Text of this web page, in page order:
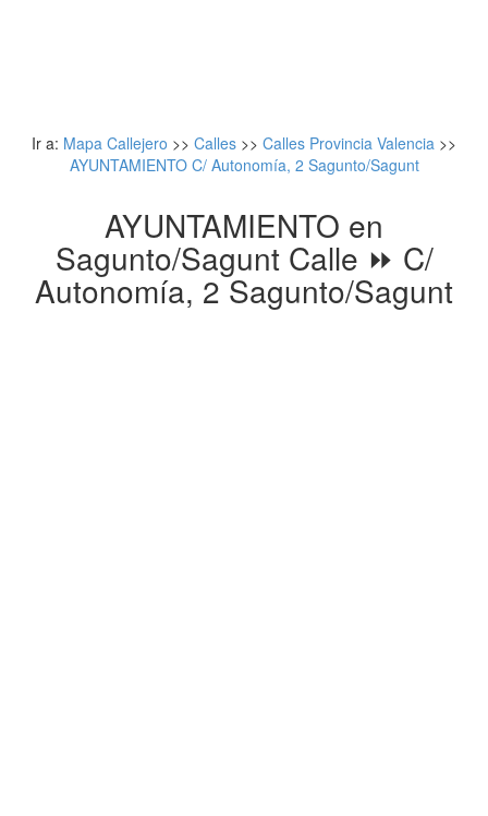
Ir a: Mapa Callejero >> Calles >> Calles Provincia Valencia >>
AYUNTAMIENTO C/ Autonomía, 2 Sagunto/Sagunt
AYUNTAMIENTO en
Sagunto/Sagunt Calle ⏩ C/
Autonomía, 2 Sagunto/Sagunt